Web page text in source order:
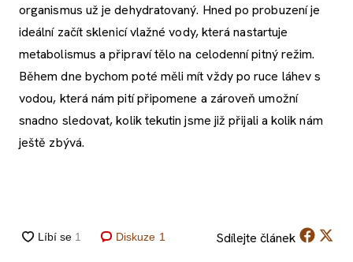
organismus už je dehydratovaný. Hned po probuzení je
ideální začít sklenicí vlažné vody, která nastartuje
metabolismus a připraví tělo na celodenní pitný režim.
Během dne bychom poté měli mít vždy po ruce láhev s
vodou, která nám pití připomene a zároveň umožní
snadno sledovat, kolik tekutin jsme již přijali a kolik nám
ještě zbývá.
Diskuze 1 Sdílejte článek